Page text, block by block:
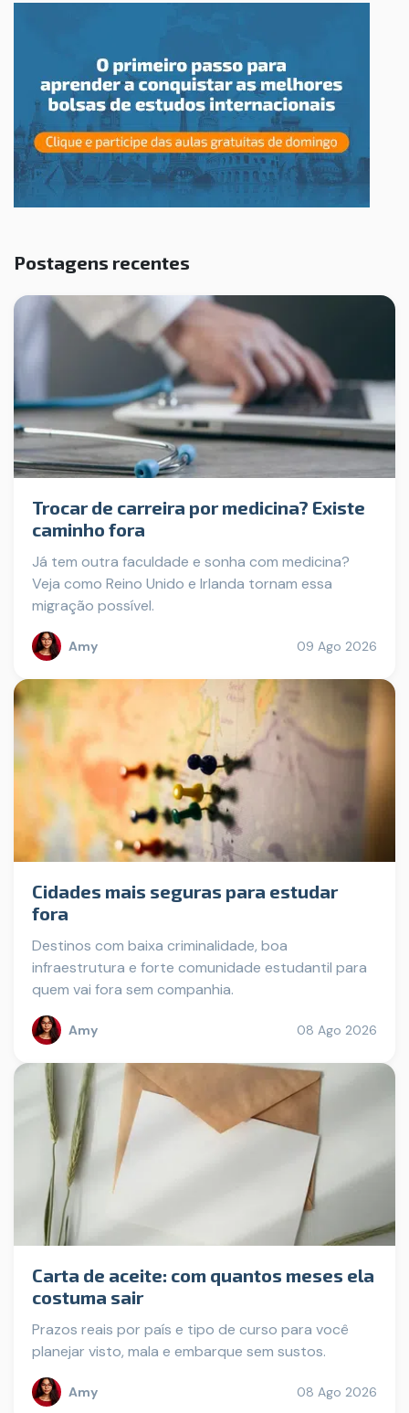
Postagens recentes
Trocar de carreira por medicina? Existe
caminho fora
Já tem outra faculdade e sonha com medicina?
Veja como Reino Unido e Irlanda tornam essa
migração possível.
Amy 09 Ago 2026
Cidades mais seguras para estudar
fora
Destinos com baixa criminalidade, boa
infraestrutura e forte comunidade estudantil para
quem vai fora sem companhia.
Amy 08 Ago 2026
Carta de aceite: com quantos meses ela
costuma sair
Prazos reais por país e tipo de curso para você
planejar visto, mala e embarque sem sustos.
Amy 08 Ago 2026